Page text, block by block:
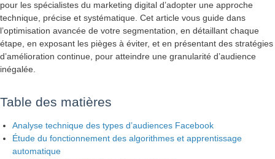
pour les spécialistes du marketing digital d’adopter une approche
technique, précise et systématique. Cet article vous guide dans
l’optimisation avancée de votre segmentation, en détaillant chaque
étape, en exposant les pièges à éviter, et en présentant des stratégies
d’amélioration continue, pour atteindre une granularité d’audience
inégalée.
Table des matières
Analyse technique des types d’audiences Facebook
Étude du fonctionnement des algorithmes et apprentissage
automatique